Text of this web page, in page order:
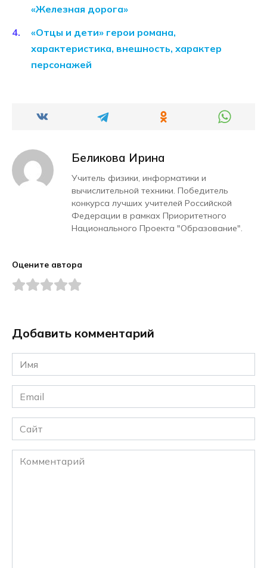
«Железная дорога»
«Отцы и дети» герои романа,
характеристика, внешность, характер
персонажей
Беликова Ирина
Учитель физики, информатики и
вычислительной техники. Победитель
конкурса лучших учителей Российской
Федерации в рамках Приоритетного
Национального Проекта "Образование".
Оцените автора
Добавить комментарий
Имя
*
Email
*
Сайт
Комментарий